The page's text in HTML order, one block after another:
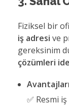
Fiziksel bir
iş adresi ve
gereksinim
çözümleri
✅ Resmi